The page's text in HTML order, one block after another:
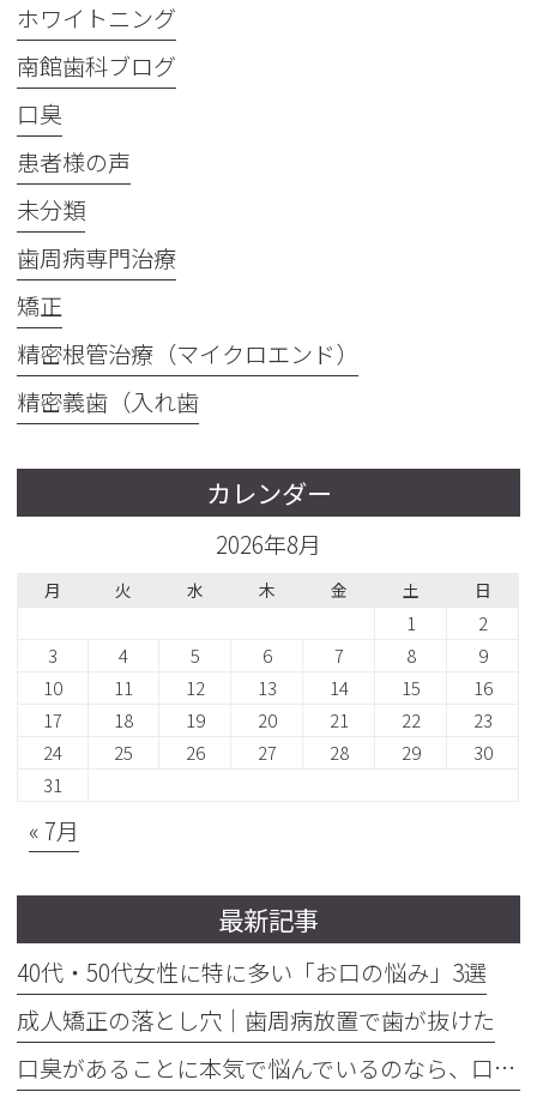
ホワイトニング
南館歯科ブログ
口臭
患者様の声
未分類
歯周病専門治療
矯正
精密根管治療（マイクロエンド）
精密義歯（入れ歯
カレンダー
2026年8月
月 火 水 木 金 土 日
1
2
3
4 5 6 7 8
9
10
11 12 13 14 15
16
17
18 19 20 21 22
23
24
25 26 27 28 29
30
31
« 7月
最新記事
40代・50代女性に特に多い「お口の悩み」3選
成人矯正の落とし穴｜歯周病放置で歯が抜けた
口臭があることに本気で悩んでいるのなら、口臭を本気で治そう